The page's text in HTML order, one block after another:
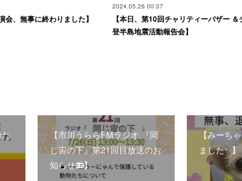
会、無事に終わりました】
2024.05.26 00:37
【本日、第10回チャリティーバザー
登半島地震活動報告会】
【市川うららFMラジオ 『同
じ宙の下』第21回目放送のお
知らせ📻】
【みーち
ました✨】